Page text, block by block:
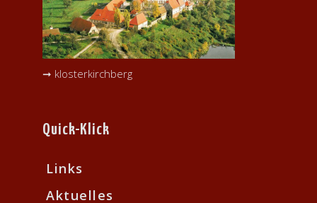
➞ klosterkirchberg
Quick-Klick
Links
Aktuelles